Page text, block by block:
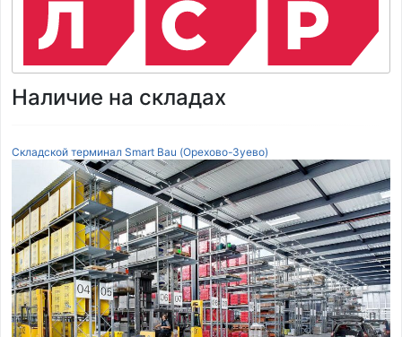
Наличие на складах
Складской терминал Smart Bau (Орехово-Зуево)